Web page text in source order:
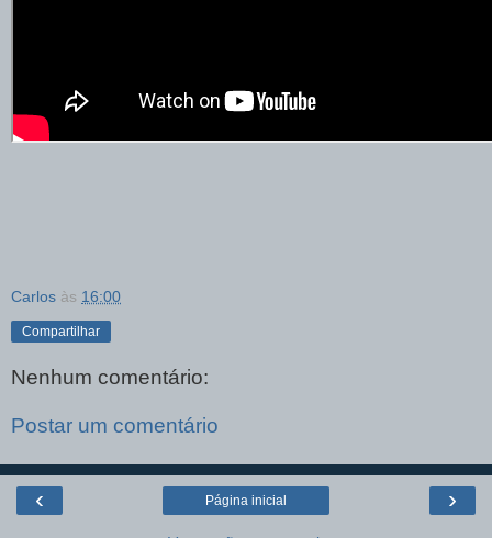
Carlos às 16:00
Compartilhar
Nenhum comentário:
Postar um comentário
‹ ›
Página inicial